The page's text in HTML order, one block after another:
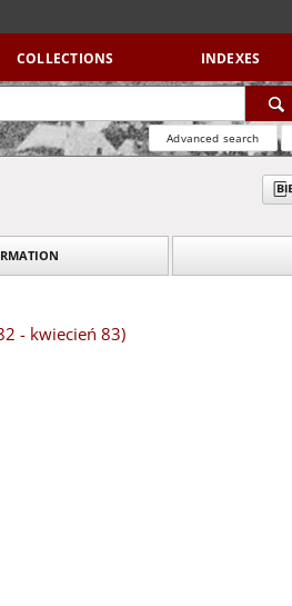
COLLECTIONS INDEXES
Advanced search
- kwiecień 83)